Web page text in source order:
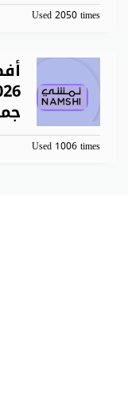
Used 2050 times
Used 1006 times